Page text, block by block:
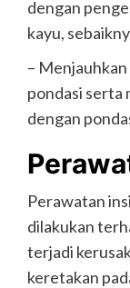
dengan
kayu,
–
pondasi serta
dengan
Perawatan
dilakukan
terjadi
keretakan